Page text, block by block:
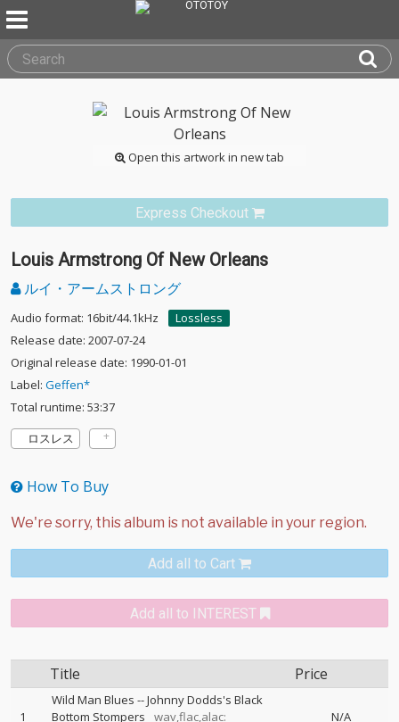
Open this artwork in new tab
Express Checkout
Louis Armstrong Of New Orleans
ルイ・アームストロング
Audio format: 16bit/44.1kHz
Lossless
Release date: 2007-07-24
Original release date: 1990-01-01
Label: Geffen*
Total runtime: 53:37
ロスレス
How To Buy
Add all to Cart
Add all to INTEREST
Title Price
1
Wild Man Blues --Johnny Dodds's Black
Bottom Stompers
wav,flac,alac:
N/A